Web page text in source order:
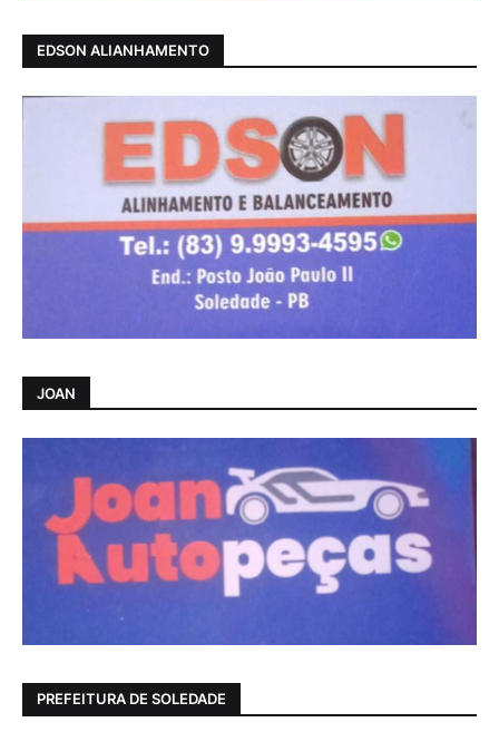
EDSON ALIANHAMENTO
JOAN
PREFEITURA DE SOLEDADE